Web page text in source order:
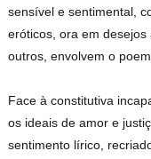
sensível e sentimental,
eróticos, ora em
outros, envolvem o
Face à constitutiva
os ideais de amor e
sentimento lírico,